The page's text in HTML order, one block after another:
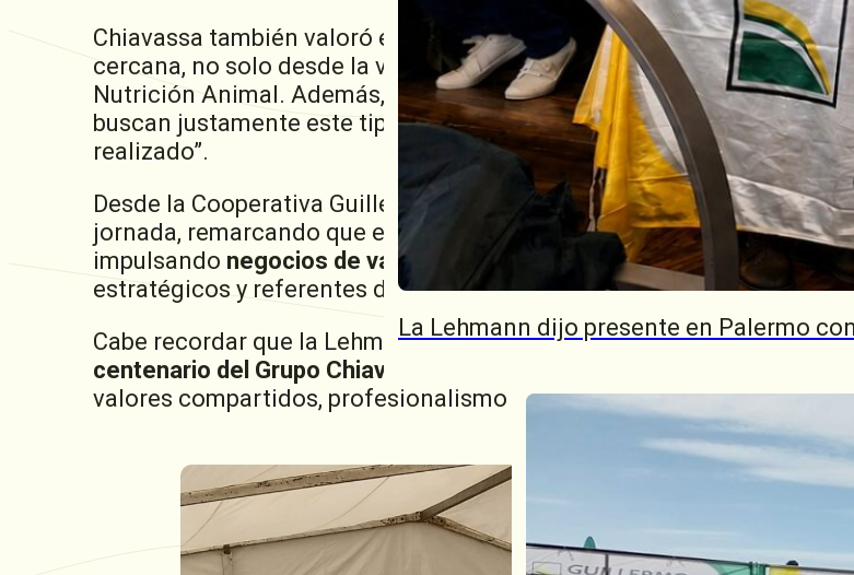
Chiavassa también valoró el vínculo con la Lehmann: “Tenemos una
cercana, no solo desde la venta de ganado, sino también porque nos
Nutrición Animal. Además, cuentan con unagran convocatoria de
buscan justamente este tipo de genética, así que estamos más que
realizado”.
Desde la Cooperativa Guillermo Lehmann también expresaron su
jornada, remarcando que estos eventos representan una gran
impulsando negocios de valor
y fortalecer los lazos con productores,
estratégicos y referentes del sector.
Cabe recordar que la Lehmann fue también la consignataria elegida
centenario del Grupo Chiavassa
valores compartidos, profesionalismo y visión a largo plazo.
La Lehmann dijo presente en Palermo